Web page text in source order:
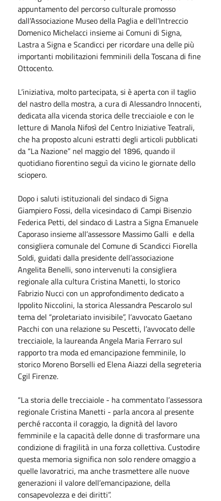
appuntamento del percorso culturale promosso
dall’Associazione Museo della Paglia e dell’Intreccio
Domenico Michelacci insieme ai Comuni di Signa,
Lastra a Signa e Scandicci per ricordare una delle più
importanti mobilitazioni femminili della Toscana di fine
Ottocento.
L’iniziativa, molto partecipata, si è aperta con il taglio
del nastro della mostra, a cura di Alessandro Innocenti,
dedicata alla vicenda storica delle trecciaiole e con le
letture di Manola Nifosì del Centro Iniziative Teatrali,
che ha proposto alcuni estratti degli articoli pubblicati
da “La Nazione” nel maggio del 1896, quando il
quotidiano fiorentino seguì da vicino le giornate dello
sciopero.
Dopo i saluti istituzionali del sindaco di Signa
Giampiero Fossi, della vicesindaco di Campi Bisenzio
Federica Petti, del sindaco di Lastra a Signa Emanuele
Caporaso insieme all’assessore Massimo Galli e della
consigliera comunale del Comune di Scandicci Fiorella
Soldi, guidati dalla presidente dell’associazione
Angelita Benelli, sono intervenuti la consigliera
regionale alla cultura Cristina Manetti, lo storico
Fabrizio Nucci con un approfondimento dedicato a
Ippolito Niccolini, la storica Alessandra Pescarolo sul
tema del “proletariato invisibile”, l’avvocato Gaetano
Pacchi con una relazione su Pescetti, l’avvocato delle
trecciaiole, la laureanda Angela Maria Ferraro sul
rapporto tra moda ed emancipazione femminile, lo
storico Moreno Borselli ed Elena Aiazzi della segreteria
Cgil Firenze.
“La storia delle trecciaiole - ha commentato l’assessora
regionale Cristina Manetti - parla ancora al presente
perché racconta il coraggio, la dignità del lavoro
femminile e la capacità delle donne di trasformare una
condizione di fragilità in una forza collettiva. Custodire
questa memoria significa non solo rendere omaggio a
quelle lavoratrici, ma anche trasmettere alle nuove
generazioni il valore dell’emancipazione, della
consapevolezza e dei diritti”.